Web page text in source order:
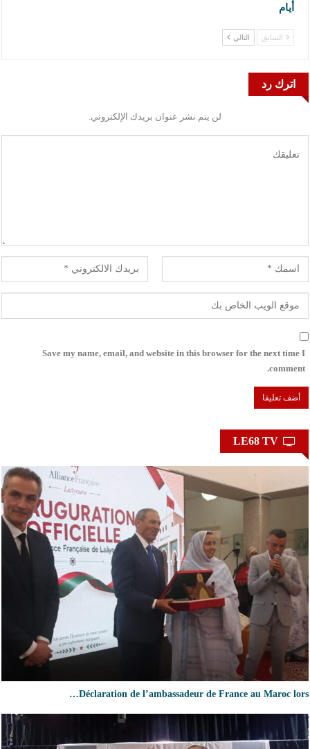
أيام
السابق التالي
اترك رد
لن يتم نشر عنوان بريدك الإلكتروني.
Save my name, email, and website in this browser for the next time I
comment.
Déclaration de l’ambassadeur de France au Maroc lors…